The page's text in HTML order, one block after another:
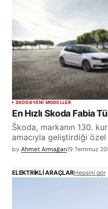
SKODAYENİ MODELLER
En Hızlı Skoda Fabia
Škoda, markanın 130.
amacıyla geliştirdiği
byAhmet Armağan19 Temmuz
ELEKTRIKLI ARAÇLARHepsini gör